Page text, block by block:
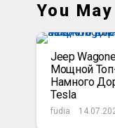
You
Jeep
Мощной
Намного
Tesla
fudia